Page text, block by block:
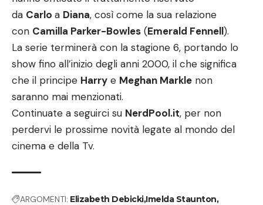
da Carlo a Diana, così come la sua relazione
con Camilla Parker-Bowles (Emerald Fennell).
La serie terminerà con la stagione 6, portando lo
show fino all’inizio degli anni 2000, il che significa
che il principe Harry e Meghan Markle non
saranno mai menzionati.
Continuate a seguirci su NerdPool.it, per non
perdervi le prossime novità legate al mondo del
cinema e della Tv.
ARGOMENTI: Elizabeth DebickiImelda Staunton